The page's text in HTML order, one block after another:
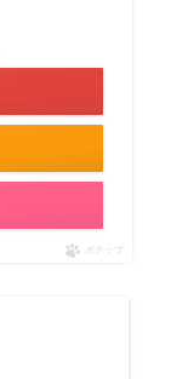
ポチップ